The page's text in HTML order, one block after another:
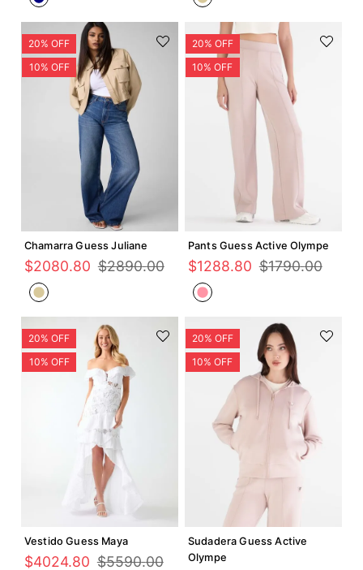
Agregar +
Chamarra Guess Juliane
$2080.80 $2890.00
Agregar +
Pants Guess Active Olympe
$1288.80 $1790.00
Agregar +
Vestido Guess Maya
$4024.80 $5590.00
Sudadera Guess Active
Olympe